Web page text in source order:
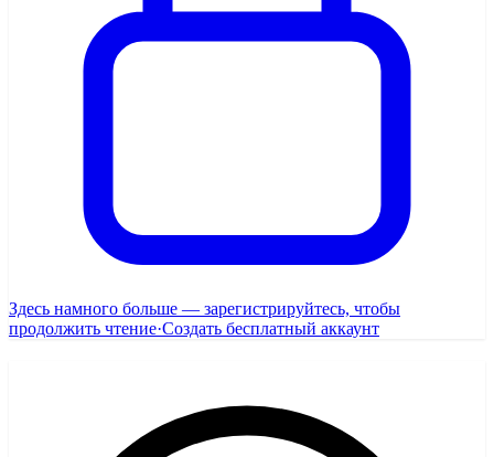
Здесь намного больше — зарегистрируйтесь, чтобы
продолжить чтение·Создать бесплатный аккаунт